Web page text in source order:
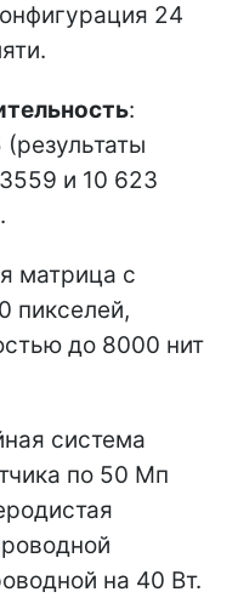
24
:
и 10 623
матрица с
пикселей,
до 8000 нит
система
по 50 Мп
на 40 Вт.